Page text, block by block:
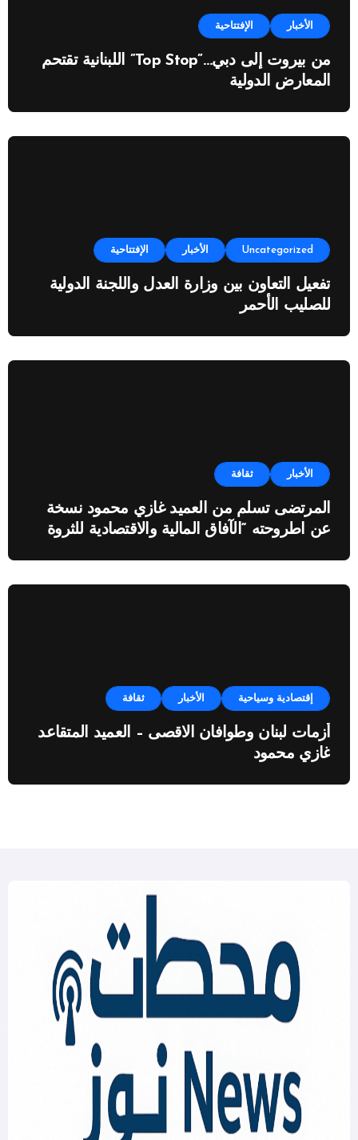
الأخبار الإفتتاحية
من بيروت إلى دبي…”Top Stop” اللبنانية تقتحم
المعارض الدولية
Uncategorized الأخبار الإفتتاحية
تفعيل التعاون بين وزارة العدل واللجنة الدولية
للصليب الأحمر
الأخبار ثقافة
المرتضى تسلم من العميد غازي محمود نسخة
عن اطروحته “الآفاق المالية والاقتصادية للثروة
إقتصادية وسياحية الأخبار ثقافة
أزمات لبنان وطوافان الاقصى – العميد المتقاعد
غازي محمود